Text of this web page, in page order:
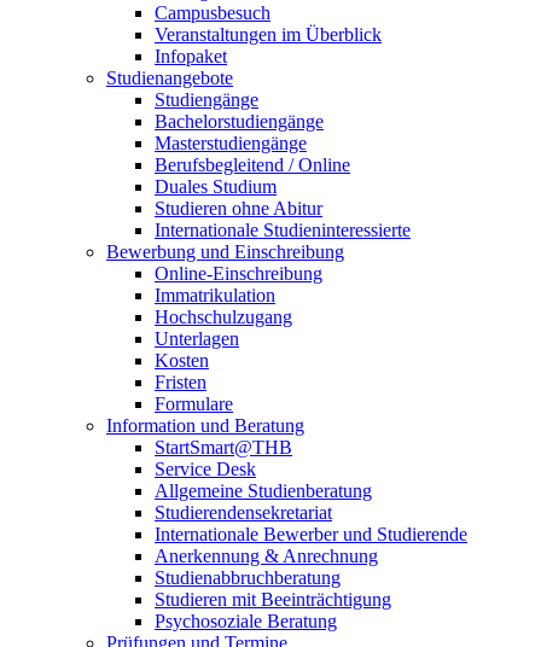
Campusbesuch
Veranstaltungen im Überblick
Infopaket
Studienangebote
Studiengänge
Bachelorstudiengänge
Masterstudiengänge
Berufsbegleitend / Online
Duales Studium
Studieren ohne Abitur
Internationale Studieninteressierte
Bewerbung und Einschreibung
Online-Einschreibung
Immatrikulation
Hochschulzugang
Unterlagen
Kosten
Fristen
Formulare
Information und Beratung
StartSmart@THB
Service Desk
Allgemeine Studienberatung
Studierendensekretariat
Internationale Bewerber und Studierende
Anerkennung & Anrechnung
Studienabbruchberatung
Studieren mit Beeinträchtigung
Psychosoziale Beratung
Prüfungen und Termine